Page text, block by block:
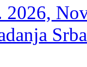
2026,